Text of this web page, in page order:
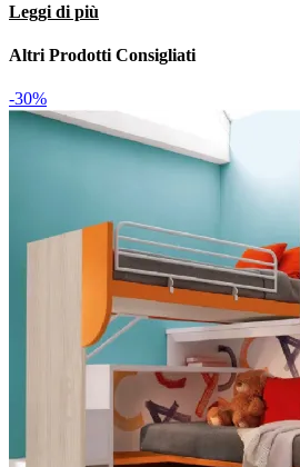
Leggi di più
Altri Prodotti Consigliati
-30%